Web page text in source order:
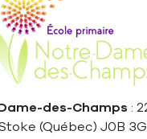
des-Champs :
(Québec) J0B